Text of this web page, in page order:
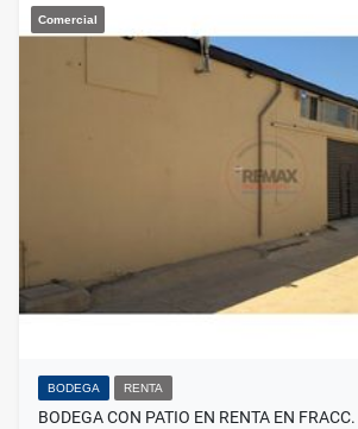
Comercial
BODEGA RENTA
BODEGA CON PATIO EN RENTA EN